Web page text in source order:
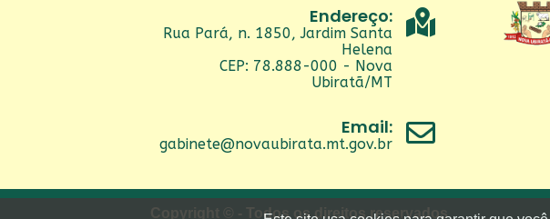
Endereço:
Rua Pará, n. 1850, Jardim Santa
Helena
CEP: 78.888-000 - Nova
Ubiratã/MT
Email:
gabinete@novaubirata.mt.gov.br
Copyright © - Todos os direitos reservados